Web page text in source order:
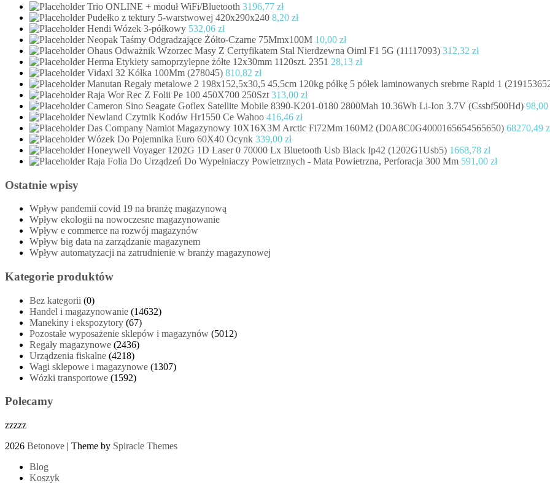
Trio ONLINE + moduł WiFi/Bluetooth 3196,77 zł
Pudełko z tektury 5-warstwowej 420x290x240 8,20 zł
Hendi Wózek 3-półkowy 532,06 zł
Neopak Taśmy Odgradzające Żółto-Czarne 75Mmx100M 10,00 zł
Ohaus Odważnik Wzorzec Masy Z Certyfikatem Stal Nierdzewna Oiml F1 5G (11117093) 312,32 zł
Herma Etykiety samoprzylepne żółte 12x30mm 1120szt. 2351 28,13 zł
Vidaxl 32 Kółka 100Mm (278045) 810,82 zł
Manutan Regały metalowe 2 198x152,5x30,5 45,5cm 120kg półkę 5 półek laminowanych srebrne Rapid 1
Raja Wor Rec Z Folii Pe 100 450X700 250Szt 313,00 zł
Cameron Sino Seagate Goflex Satellite Mobile 8390-K201-0180 2800Mah 10.36Wh Li-Ion 3.7V (Cssbf500Hd) 98,00
Newland Czytnik Kodów Hr1550 Ce Wahoo 416,46 zł
Das Company Namiot Magazynowy 10X16X3M Arctic Fi72Mm 160M2 (D0A8C0G4000165654565650) 68270,49
Wózek Do Pojemnika Euro 60X40 Ocynk 339,00 zł
Honeywell Voyager 1202G 1D Laser 0 70000 Lx Bluetooth Usb Black Ip42 (1202G1Usb5) 1668,78 zł
Raja Folia Do Urządzeń Do Wypełniaczy Powietrznych - Mata Powietrzna, Perforacja 300 Mm 591,00 zł
Ostatnie wpisy
Wpływ pandemii covid 19 na branżę magazynową
Wpływ ekologii na nowoczesne magazynowanie
Wpływ e commerce na rozwój magazynów
Wpływ big data na zarządzanie magazynem
Wpływ automatyzacji na zatrudnienie w branży magazynowej
Kategorie produktów
Bez kategorii (0)
Handel i magazynowanie (14632)
Manekiny i ekspozytory (67)
Pozostałe wyposażenie sklepów i magazynów (5012)
Regały magazynowe (2436)
Urządzenia fiskalne (4218)
Wagi sklepowe i magazynowe (1307)
Wózki transportowe (1592)
Polecamy
zzzzz
2026 Betonove | Theme by Spiracle Themes
Blog
Koszyk